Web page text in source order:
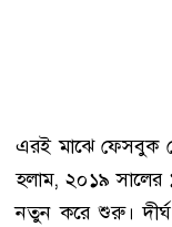
এরই মাঝে ফেসবুক
হলাম, ২০১৯ সালের
নতুন করে শুরু।